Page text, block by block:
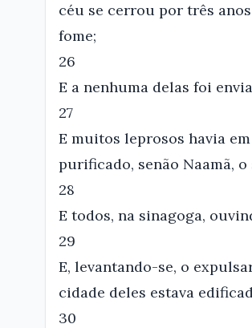
céu se cerrou por três
fome;
26
E a nenhuma delas foi
27
E muitos leprosos havia
purificado, senão Naamã,
28
E todos, na sinagoga,
29
E, levantando-se, o
cidade deles estava
30